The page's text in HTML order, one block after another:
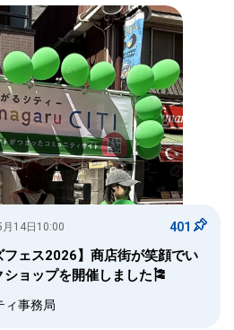
14日10:00 401
フェス2026】商店街が笑顔でい
ショップを開催しました🎏
ィ事務局